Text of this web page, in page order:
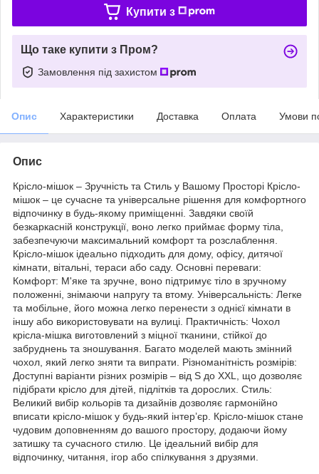
Купити з
Що таке купити з Пром?
Замовлення під захистом
Опис Характеристики Доставка Оплата Умови
Опис
Крісло-мішок – Зручність та Стиль у Вашому Просторі Крісло-
мішок – це сучасне та універсальне рішення для комфортного
відпочинку в будь-якому приміщенні. Завдяки своїй
безкаркасній конструкції, воно легко приймає форму тіла,
забезпечуючи максимальний комфорт та розслаблення.
Крісло-мішок ідеально підходить для дому, офісу, дитячої
кімнати, вітальні, тераси або саду. Основні переваги:
Комфорт: М'яке та зручне, воно підтримує тіло в зручному
положенні, знімаючи напругу та втому. Універсальність: Легке
та мобільне, його можна легко перенести з однієї кімнати в
іншу або використовувати на вулиці. Практичність: Чохол
крісла-мішка виготовлений з міцної тканини, стійкої до
забруднень та зношування. Багато моделей мають змінний
чохол, який легко зняти та випрати. Різноманітність розмірів:
Доступні варіанти різних розмірів – від S до XXL, що дозволяє
підібрати крісло для дітей, підлітків та дорослих. Стиль:
Великий вибір кольорів та дизайнів дозволяє гармонійно
вписати крісло-мішок у будь-який інтер’єр. Крісло-мішок стане
чудовим доповненням до вашого простору, додаючи йому
затишку та сучасного стилю. Це ідеальний вибір для
відпочинку, читання, ігор або спілкування з друзями.